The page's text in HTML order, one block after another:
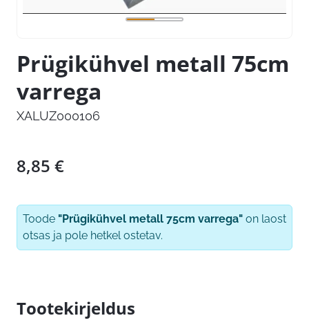
Prügikühvel metall 75cm
varrega
XALUZ000106
8,85 €
Toode "Prügikühvel metall 75cm varrega" on laost
otsas ja pole hetkel ostetav.
Tootekirjeldus